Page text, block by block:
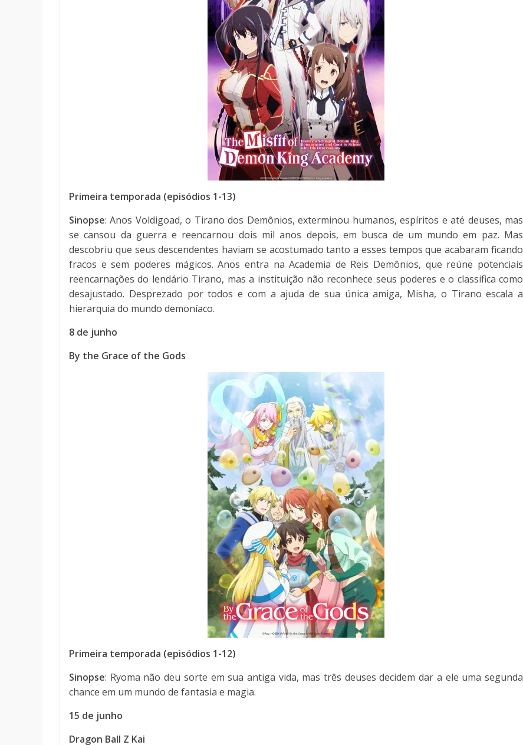
Primeira temporada (episódios 1-13)
Sinopse: Anos Voldigoad, o Tirano dos Demônios, exterminou humanos, espíritos e até deuses, mas
se cansou da guerra e reencarnou dois mil anos depois, em busca de um mundo em paz. Mas
descobriu que seus descendentes haviam se acostumado tanto a esses tempos que acabaram ficando
fracos e sem poderes mágicos. Anos entra na Academia de Reis Demônios, que reúne potenciais
reencarnações do lendário Tirano, mas a instituição não reconhece seus poderes e o classifica como
desajustado. Desprezado por todos e com a ajuda de sua única amiga, Misha, o Tirano escala a
hierarquia do mundo demoníaco.
8 de junho
By the Grace of the Gods
Primeira temporada (episódios 1-12)
Sinopse: Ryoma não deu sorte em sua antiga vida, mas três deuses decidem dar a ele uma segunda
chance em um mundo de fantasia e magia.
15 de junho
Dragon Ball Z Kai